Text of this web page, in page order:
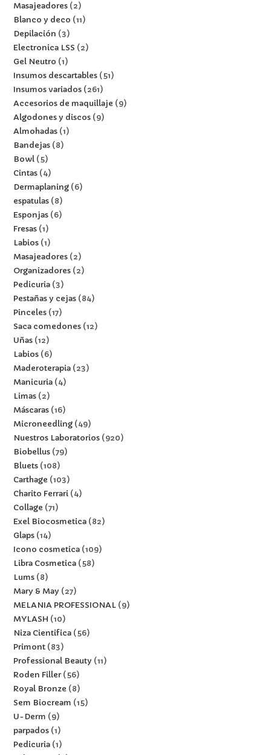
Masajeadores 2
Blanco y deco
11
Depilación
3
Electronica LSS
2
Gel Neutro
1
Insumos descartables 51
Insumos variados 261
Accesorios de maquillaje
9
Algodones y discos 9
Almohadas 1
Bandejas 8
Bowl 5
Cintas 4
Dermaplaning 6
espatulas 8
Esponjas 6
Fresas 1
Labios 1
Masajeadores 2
Organizadores 2
Pedicuria 3
Pestañas y cejas 84
Pinceles 17
Saca comedones 12
Uñas 12
Labios 6
Maderoterapia 23
Manicuria 4
Limas 2
Máscaras 16
Microneedling 49
Nuestros Laboratorios 920
Biobellus 79
Bluets 108
Carthage
103
Charito Ferrari 4
Collage
71
Exel Biocosmetica 82
Glaps 14
Icono cosmetica 109
Libra Cosmetica 58
Lums 8
Mary & May
27
MELANIA PROFESSIONAL 9
MYLASH
10
Niza Cientifica 56
Primont 83
Professional Beauty
11
Roden Filler 56
Royal Bronze
8
Sem Biocream
15
U-Derm
9
parpados 1
Pedicuria 1